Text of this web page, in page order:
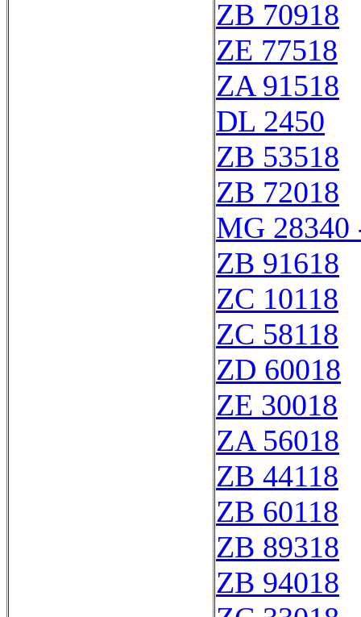
ZB 70918
ZE 77518
ZA 91518
DL 2450
ZB 53518
ZB 72018
MG 28340
ZB 91618
ZC 10118
ZC 58118
ZD 60018
ZE 30018
ZA 56018
ZB 44118
ZB 60118
ZB 89318
ZB 94018